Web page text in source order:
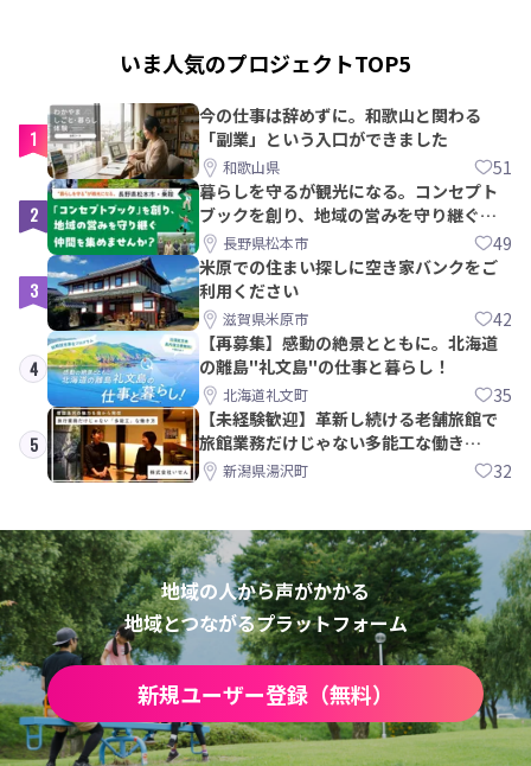
いま人気のプロジェクトTOP5
1
今の仕事は辞めずに。和歌山と関わる
「副業」という入口ができました
和歌山県 51
2
暮らしを守るが観光になる。コンセプト
ブックを創り、地域の営みを守り継ぐ仲
間を集めませんか？
長野県松本市 49
3
米原での住まい探しに空き家バンクをご
利用ください
滋賀県米原市 42
4
【再募集】感動の絶景とともに。北海道
の離島"礼文島"の仕事と暮らし！
北海道礼文町 35
5
【未経験歓迎】革新し続ける老舗旅館で
旅館業務だけじゃない多能工な働き
方。 株式会社いせん
新潟県湯沢町 32
地域の人から声がかかる
地域とつながるプラットフォーム
新規ユーザー登録（無料）